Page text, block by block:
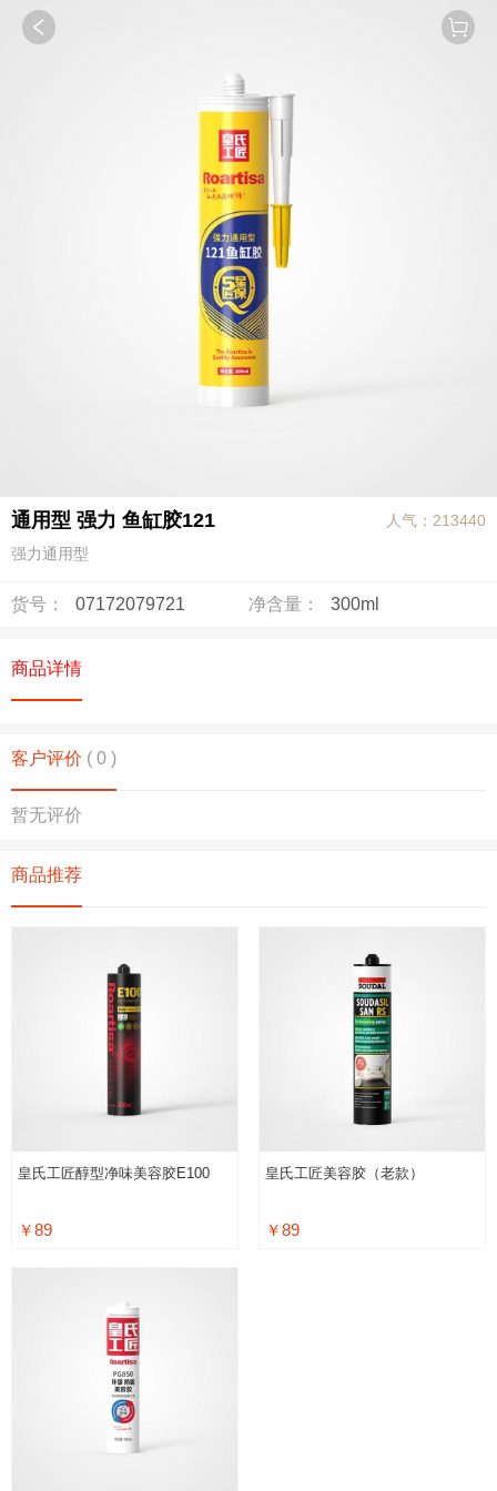
通用型 强力 鱼缸胶121
人气：213440
强力通用型
货号： 07172079721 净含量： 300ml
商品详情
客户评价 ( 0 )
暂无评价
商品推荐
皇氏工匠醇型净味美容胶E100
￥89
皇氏工匠美容胶（老款）
￥89